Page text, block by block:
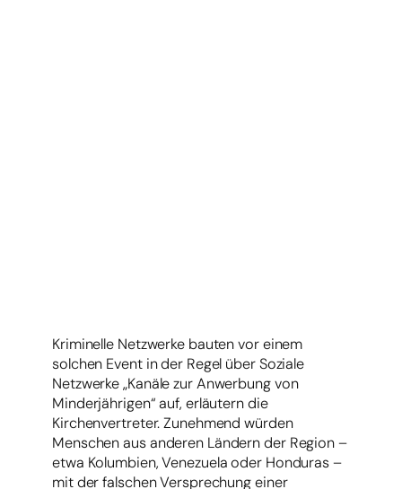
Kriminelle Netzwerke bauten vor einem
solchen Event in der Regel über Soziale
Netzwerke „Kanäle zur Anwerbung von
Minderjährigen“ auf, erläutern die
Kirchenvertreter. Zunehmend würden
Menschen aus anderen Ländern der Region –
etwa Kolumbien, Venezuela oder Honduras –
mit der falschen Versprechung einer